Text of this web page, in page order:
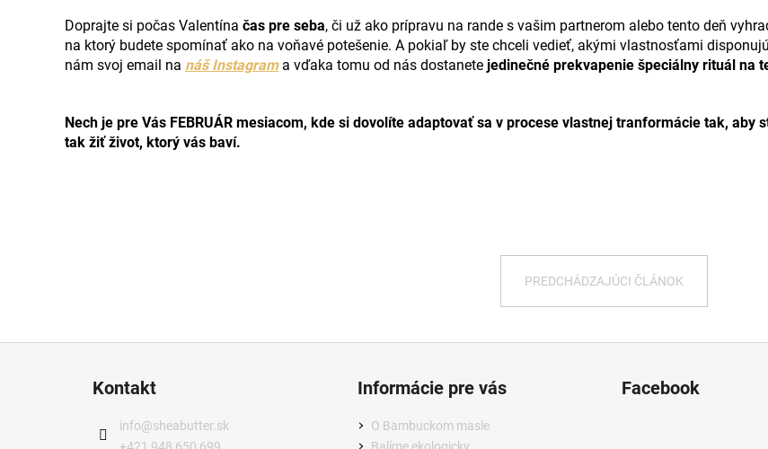
Doprajte si počas Valentína čas pre seba, či už ako prípravu na rande s vašim partnerom alebo tento deň
na ktorý budete spomínať ako na voňavé potešenie. A pokiaľ by ste chceli vedieť, akými vlastnosťami
nám svoj email na náš Instagrama vďaka tomu od nás dostanete jedinečné prekvapenie špeciálny rituál na
Nech je pre Vás FEBRUÁR mesiacom, kde si dovolíte adaptovať sa v procese vlastnej tranformácie tak,
tak žiť život, ktorý vás baví.
PREDCHÁDZAJÚCI ČLÁNOK
Kontakt
info@sheabutter.sk
+421 948 650 699
Informácie pre vás
O Bambuckom masle
Balíme ekologicky
Facebook